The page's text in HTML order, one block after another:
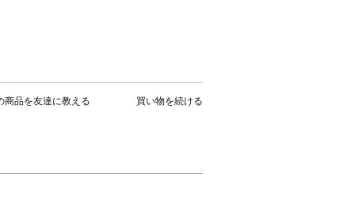
商品を友達に教える 買い物を続ける